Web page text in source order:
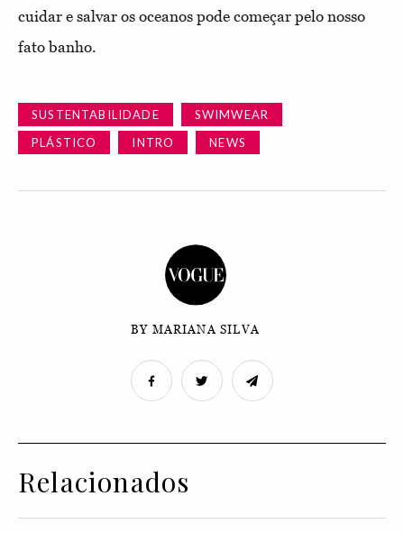
cuidar e salvar os oceanos pode começar pelo nosso
fato banho.
SUSTENTABILIDADE
SWIMWEAR
PLÁSTICO
INTRO NEWS
BY MARIANA SILVA
Relacionados